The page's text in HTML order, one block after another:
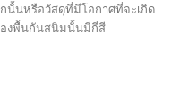
นั้นหรือวัสดุที่มีโอกาศที่จะเกิด
งพื้นกันสนิมนั้นมีกี่สี